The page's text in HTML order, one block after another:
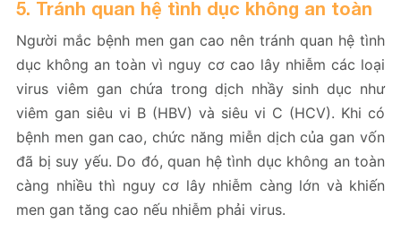
5. Tránh quan hệ tình dục không an toàn
Người mắc bệnh men gan cao nên tránh quan hệ tình
dục không an toàn vì nguy cơ cao lây nhiễm các loại
virus viêm gan chứa trong dịch nhầy sinh dục như
viêm gan siêu vi B (HBV) và siêu vi C (HCV). Khi có
bệnh men gan cao, chức năng miễn dịch của gan vốn
đã bị suy yếu. Do đó, quan hệ tình dục không an toàn
càng nhiều thì nguy cơ lây nhiễm càng lớn và khiến
men gan tăng cao nếu nhiễm phải virus.